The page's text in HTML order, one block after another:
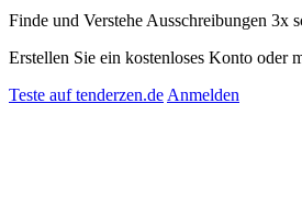
Finde und Verstehe Ausschreibungen 3x
Erstellen Sie ein kostenloses Konto oder
Teste auf tenderzen.de Anmelden